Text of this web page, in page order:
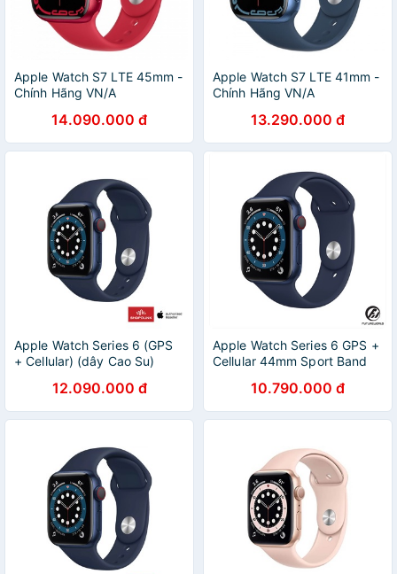
Apple Watch S7 LTE 45mm -
Chính Hãng VN/A
14.090.000 đ
Apple Watch S7 LTE 41mm -
Chính Hãng VN/A
13.290.000 đ
Apple Watch Series 6 (GPS
+ Cellular) (dây Cao Su)
12.090.000 đ
Apple Watch Series 6 GPS +
Cellular 44mm Sport Band
10.790.000 đ